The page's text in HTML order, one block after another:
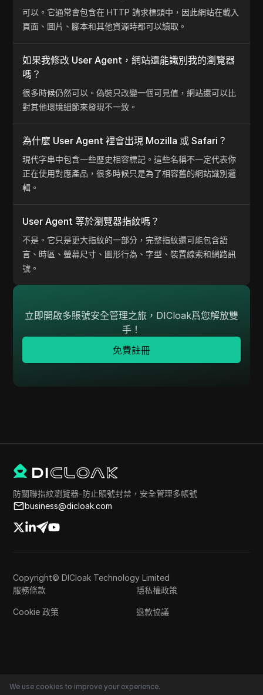
可以。它通常會包含在 HTTP 請求標頭中，因此網站在載入
頁面、圖片、腳本和其他資源時都可以讀取。
如果我修改 User Agent，網站還能識別我的瀏覽器
嗎？
很多時候仍然可以。偽裝只改變一個可見值，網站還可以比
對其他環境細節來發現不一致。
為什麼 User Agent 裡會出現 Mozilla 或 Safari？
現代字串中包含一些歷史相容標記。這些名稱不一定代表你
正在使用對應產品，很多時候只是為了相容舊的網站識別邏
輯。
User Agent 等於瀏覽器指紋嗎？
不是。它只是更大指紋的一部分，完整指紋還可能包含語
言、時區、螢幕尺寸、圖形行為、字型、裝置線索和網路訊
號。
立即開啟多賬號安全管理之旅，DICloak爲您解放雙
手！
免費註冊
防關聯指紋瀏覽器-防止賬號封禁，安全管理多帳號
business@dicloak.com
Copyright© DICloak Technology Limited
服務條款
隱私權政策
Cookie 政策 退款協議
We use cookies to improve your experience.